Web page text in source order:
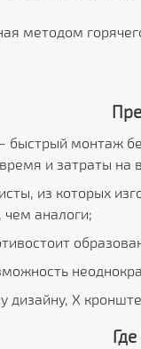
методом
быстрый монтаж
и затраты на
из которых
чем аналоги;
дизайну, Х